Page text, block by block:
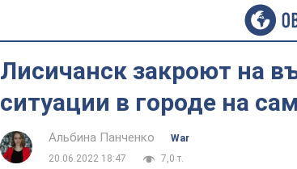
Лисичанск закроют на
ситуации в городе на
Альбина Панченко
War
20.06.2022 18:47
7,0 т.